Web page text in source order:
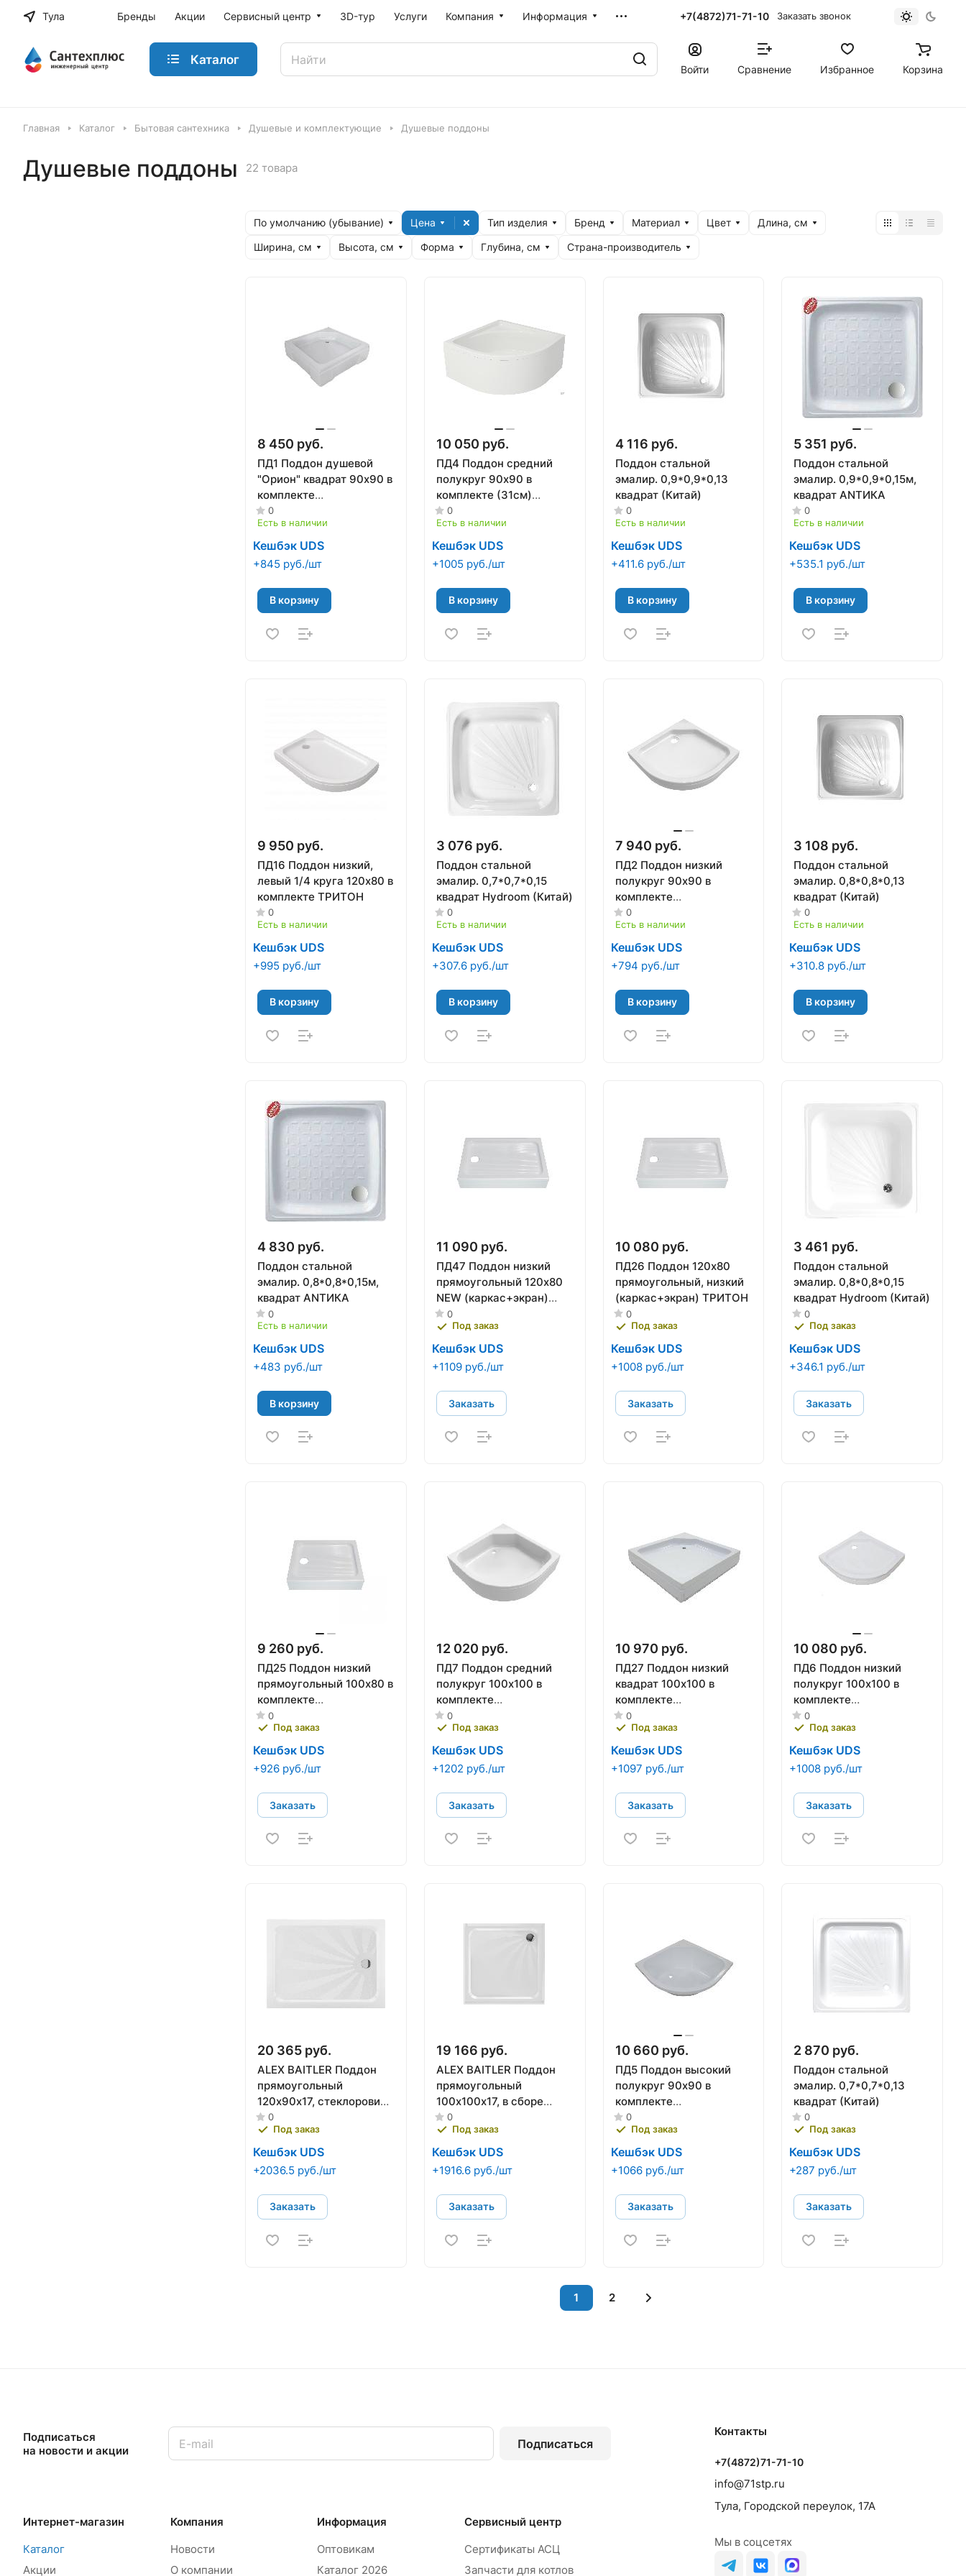
Тула Бренды Акции Сервисный центр 3D-тур Услуги Компания Информация +7(4872)71-71-10 Заказать звонок
Каталог
Войти Сравнение Избранное Корзина
Главная Каталог Бытовая сантехника Душевые и комплектующие Душевые поддоны
Душевые поддоны 22 товара
По умолчанию (убывание) Цена Тип изделия Бренд Материал Цвет
Длина, см
Ширина, см
Высота, см Форма Глубина, см Страна-производитель
8 450 руб.
ПД1 Поддон душевой
"Орион" квадрат 90х90 в
комплекте
(каркас+экран) (высота
190) ТРИТОН
0
Есть в наличии
Кешбэк UDS
+845 руб./шт
В корзину
10 050 руб.
ПД4 Поддон средний
полукруг 90х90 в
комплекте (31см)
(каркас+экран) ТРИТОН
0
Есть в наличии
Кешбэк UDS
+1005 руб./шт
В корзину
4 116 руб.
Поддон стальной
эмалир. 0,9*0,9*0,13
квадрат (Китай)
0
Есть в наличии
Кешбэк UDS
+411.6 руб./шт
В корзину
5 351 руб.
Поддон стальной
эмалир. 0,9*0,9*0,15м,
квадрат АNТИКА
0
Есть в наличии
Кешбэк UDS
+535.1 руб./шт
В корзину
9 950 руб.
ПД16 Поддон низкий,
левый 1/4 круга 120х80 в
комплекте ТРИТОН
0
Есть в наличии
Кешбэк UDS
+995 руб./шт
В корзину
3 076 руб.
Поддон стальной
эмалир. 0,7*0,7*0,15
квадрат Hydroom (Китай)
0
Есть в наличии
Кешбэк UDS
+307.6 руб./шт
В корзину
7 940 руб.
ПД2 Поддон низкий
полукруг 90х90 в
комплекте
(каркас+экран) (17см)
ТРИТОН
0
Есть в наличии
Кешбэк UDS
+794 руб./шт
В корзину
3 108 руб.
Поддон стальной
эмалир. 0,8*0,8*0,13
квадрат (Китай)
0
Есть в наличии
Кешбэк UDS
+310.8 руб./шт
В корзину
4 830 руб.
Поддон стальной
эмалир. 0,8*0,8*0,15м,
квадрат АNТИКА
0
Есть в наличии
Кешбэк UDS
+483 руб./шт
В корзину
11 090 руб.
ПД47 Поддон низкий
прямоугольный 120х80
NEW (каркас+экран)
ТРИТОН
0
Под заказ
Кешбэк UDS
+1109 руб./шт
Заказать
10 080 руб.
ПД26 Поддон 120х80
прямоугольный, низкий
(каркас+экран) ТРИТОН
0
Под заказ
Кешбэк UDS
+1008 руб./шт
Заказать
3 461 руб.
Поддон стальной
эмалир. 0,8*0,8*0,15
квадрат Hydroom (Китай)
0
Под заказ
Кешбэк UDS
+346.1 руб./шт
Заказать
9 260 руб.
ПД25 Поддон низкий
прямоугольный 100х80 в
комплекте
(каркас+экран) ТРИТОН
0
Под заказ
Кешбэк UDS
+926 руб./шт
Заказать
12 020 руб.
ПД7 Поддон средний
полукруг 100х100 в
комплекте
(каркас+эран) ТРИТОН
0
Под заказ
Кешбэк UDS
+1202 руб./шт
Заказать
10 970 руб.
ПД27 Поддон низкий
квадрат 100х100 в
комплекте
(каркас+экран) ТРИТОН
0
Под заказ
Кешбэк UDS
+1097 руб./шт
Заказать
10 080 руб.
ПД6 Поддон низкий
полукруг 100х100 в
комплекте
(каркас+экран) ТРИТОН
0
Под заказ
Кешбэк UDS
+1008 руб./шт
Заказать
20 365 руб.
ALEX BAITLER Поддон
прямоугольный
120х90х17, стеклоровинг,
в сборе, AB12917H-1
0
Под заказ
Кешбэк UDS
+2036.5 руб./шт
Заказать
19 166 руб.
ALEX BAITLER Поддон
прямоугольный
100х100х17, в сборе
AB10017H-2
0
Под заказ
Кешбэк UDS
+1916.6 руб./шт
Заказать
10 660 руб.
ПД5 Поддон высокий
полукруг 90х90 в
комплекте
(каркас+экран) ТРИТОН
0
Под заказ
Кешбэк UDS
+1066 руб./шт
Заказать
2 870 руб.
Поддон стальной
эмалир. 0,7*0,7*0,13
квадрат (Китай)
0
Под заказ
Кешбэк UDS
+287 руб./шт
Заказать
1 2
Подписаться
на новости и акции
Подписаться
Интернет-магазин
Каталог
Акции
Компания
Новости
О компании
Информация
Оптовикам
Каталог 2026
Сервисный центр
Сертификаты АСЦ
Запчасти для котлов
Контакты
+7(4872)71-71-10
info@71stp.ru
Тула, Городской переулок, 17А
Мы в соцсетях